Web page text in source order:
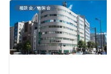
相談会／勉強会